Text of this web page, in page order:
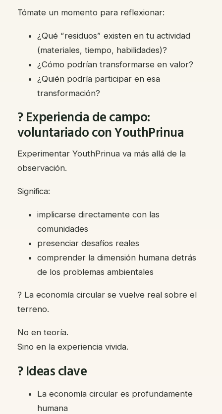
Tómate un momento para reflexionar:
¿Qué “residuos” existen en tu actividad
(materiales, tiempo, habilidades)?
¿Cómo podrían transformarse en valor?
¿Quién podría participar en esa
transformación?
? Experiencia de campo:
voluntariado con YouthPrinua
Experimentar YouthPrinua va más allá de la
observación.
Significa:
implicarse directamente con las
comunidades
presenciar desafíos reales
comprender la dimensión humana detrás
de los problemas ambientales
? La economía circular se vuelve real sobre el
terreno.
No en teoría.
Sino en la experiencia vivida.
? Ideas clave
La economía circular es profundamente
humana